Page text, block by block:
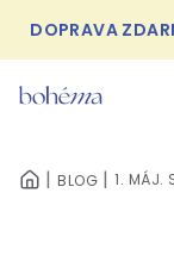
obsah
DOPRAVA
DOMŮBLOG 1. MÁJ.